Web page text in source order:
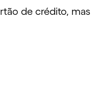
de crédito, mas